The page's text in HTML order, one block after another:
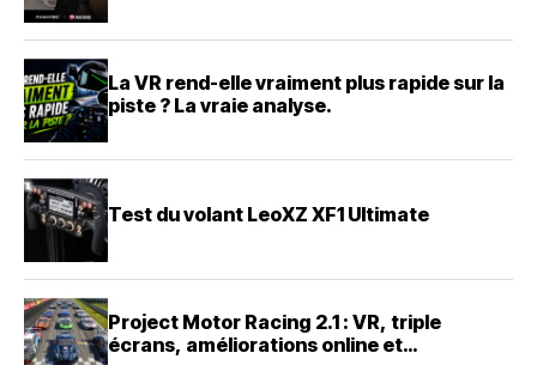
La VR rend-elle vraiment plus rapide sur la
piste ? La vraie analyse.
Test du volant LeoXZ XF1 Ultimate
Project Motor Racing 2.1 : VR, triple
écrans, améliorations online et